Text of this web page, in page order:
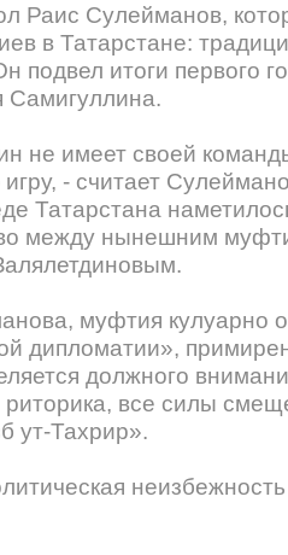
Раис Сулейманов,
в Татарстане:
подвел итоги первого
Самигуллина.
не имеет своей
- считает
Татарстана
между нынешним
муфтия кулуарно
дипломатии»,
должного
риторика, все силы
ут-Тахрир».